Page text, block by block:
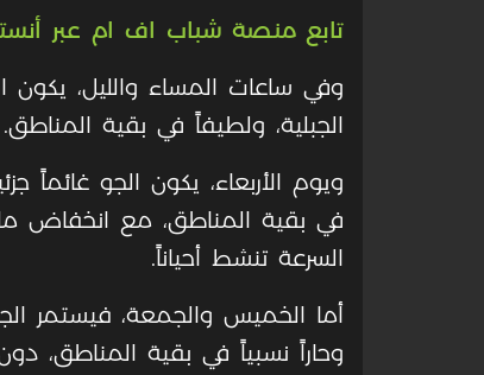
تابع منصة شباب اف ام عبر
وفي ساعات المساء والليل، يكون
الجبلية، ولطيفاً في بقية المناطق.
ويوم الأربعاء، يكون الجو غائماً
في بقية المناطق، مع انخفاض
السرعة تنشط أحياناً.
أما الخميس والجمعة، فيستمر
وحاراً نسبياً في بقية المناطق،